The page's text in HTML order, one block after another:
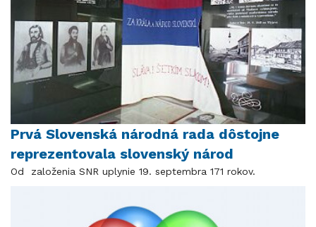
Prvá Slovenská národná rada dôstojne
reprezentovala slovenský národ
Od založenia SNR uplynie 19. septembra 171 rokov.